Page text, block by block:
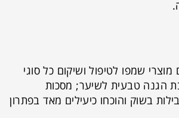
שמפו לטיפול ושיקום כל סוגי
הגנה טבעית לשיער; מסכות
בשוק והוכחו כיעילים מאד בפתרון